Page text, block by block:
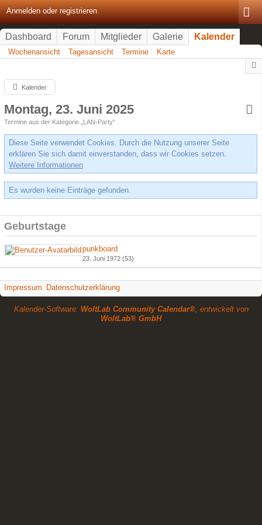
Anmelden oder registrieren
Dashboard Forum Mitglieder Galerie Kalender
Wochenansicht Tagesansicht Termine Karte
Kalender
Montag, 23. Juni 2025
Termine aus der Kategorie „LAN-Party“
Diese Seite verwendet Cookies. Durch die Nutzung unserer Seite
erklären Sie sich damit einverstanden, dass wir Cookies setzen.
Weitere Informationen
Es wurden keine Einträge gefunden.
Geburtstage
punkboard
23. Juni 1972 (53)
Impressum Datenschutzerklärung
Kalender-Software: WoltLab Community Calendar®, entwickelt von
WoltLab® GmbH